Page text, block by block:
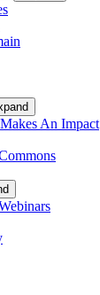
An Impact